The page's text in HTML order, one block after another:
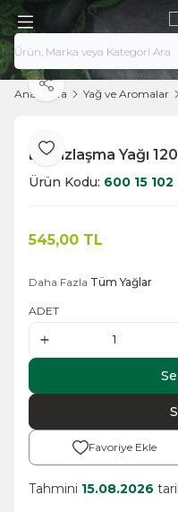
Ana Sayfa Yağ ve Aromalar
Favoriye Ekle
Paylaş
Bronzlaşma Yağı
Ürün Kodu: 600 15 102
545,00 TL
Daha Fazla Tüm Yağlar
ADET
Favoriye Ekle
Tahmini 15.08.2026